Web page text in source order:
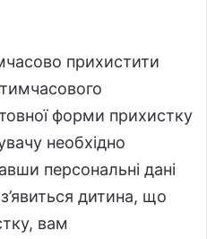
прихистити
тимчасового
форми прихистку
необхідно
персональні дані
дитина, що
вам